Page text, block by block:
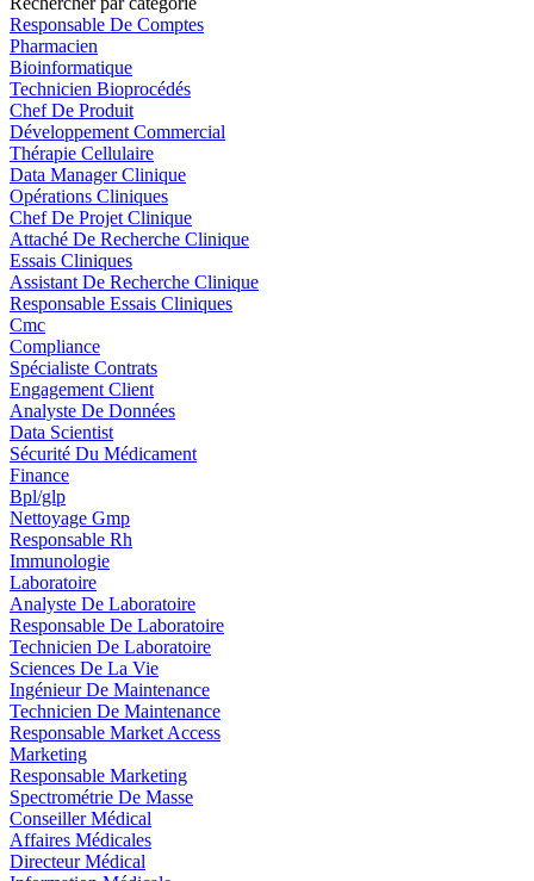
Responsable De Comptes
Pharmacien
Bioinformatique
Technicien Bioprocédés
Chef De Produit
Développement Commercial
Thérapie Cellulaire
Data Manager Clinique
Opérations Cliniques
Chef De Projet Clinique
Attaché De Recherche Clinique
Essais Cliniques
Assistant De Recherche Clinique
Responsable Essais Cliniques
Cmc
Compliance
Spécialiste Contrats
Engagement Client
Analyste De Données
Data Scientist
Sécurité Du Médicament
Finance
Bpl/glp
Nettoyage Gmp
Responsable Rh
Immunologie
Laboratoire
Analyste De Laboratoire
Responsable De Laboratoire
Technicien De Laboratoire
Sciences De La Vie
Ingénieur De Maintenance
Technicien De Maintenance
Responsable Market Access
Marketing
Responsable Marketing
Spectrométrie De Masse
Conseiller Médical
Affaires Médicales
Directeur Médical